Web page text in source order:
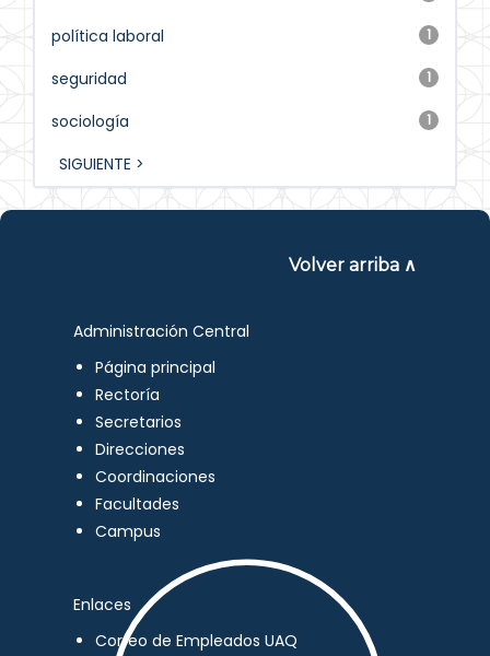
1
política laboral
1
seguridad
1
sociología
SIGUIENTE >
Volver arriba ∧
Administración Central
Página principal
Rectoría
Secretarios
Direcciones
Coordinaciones
Facultades
Campus
Enlaces
Correo de Empleados UAQ